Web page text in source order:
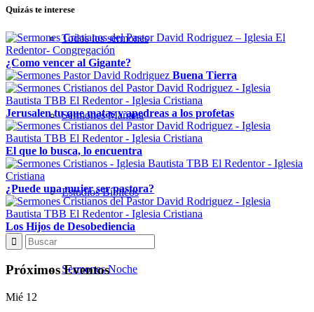
Todos los sermones
Sermones Mañana
Estudios Bíblicos
Sermones Noche
Quizás te interese
¿Como vencer al Gigante?
Buena Tierra
Jerusalen tu que matas y apedreas a los profetas
El que lo busca, lo encuentra
¿Puede una mujer ser pastora?
Los Hijos de Desobediencia
Próximos Eventos
Mié 12